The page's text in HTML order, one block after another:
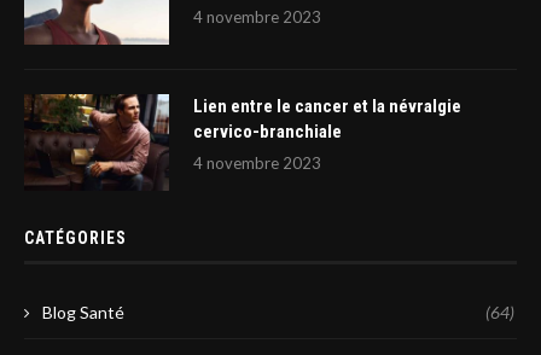
4 novembre 2023
Lien entre le cancer et la névralgie
cervico-branchiale
4 novembre 2023
CATÉGORIES
Blog Santé (64)